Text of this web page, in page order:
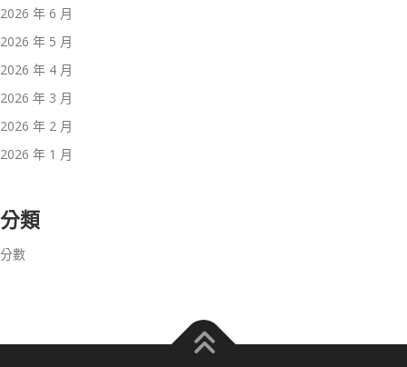
2026 年 6 月
2026 年 5 月
2026 年 4 月
2026 年 3 月
2026 年 2 月
2026 年 1 月
分類
分數